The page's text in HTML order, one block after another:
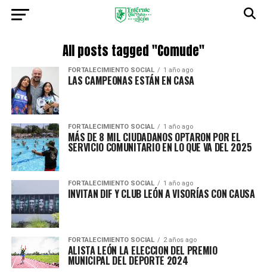
All posts tagged "Comude"
FORTALECIMIENTO SOCIAL 1 año ago
LAS CAMPEONAS ESTÁN EN CASA
FORTALECIMIENTO SOCIAL 1 año ago
MÁS DE 8 MIL CIUDADANOS OPTARON POR EL
SERVICIO COMUNITARIO EN LO QUE VA DEL 2025
FORTALECIMIENTO SOCIAL 1 año ago
INVITAN DIF Y CLUB LEÓN A VISORÍAS CON CAUSA
FORTALECIMIENTO SOCIAL 2 años ago
ALISTA LEÓN LA ELECCION DEL PREMIO
MUNICIPAL DEL DEPORTE 2024